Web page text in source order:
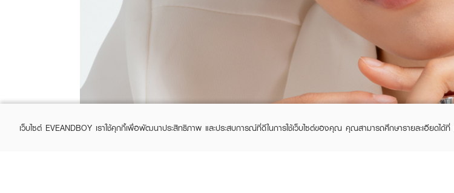
เว็บไซต์ EVEANDBOY เราใช้คุกกี้เพื่อพัฒนาประสิทธิภาพ และประสบการณ์ที่ดีในการใช้เว็บไซต์ของคุณ คุณสามารถศึกษารายละเอียดได้ที่